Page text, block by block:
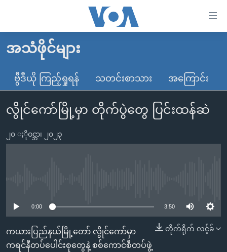
လွယ်ကူ
သည့်
Link
များ
ပင်မ
ပင်မ
အ
ညွန်း
မူလစာမျက်နှာ
မြန်မာ
ကမ္ဘာ့သတင်းများ
နိုင်ငံတကာ
တရုတ်
ဗွီဒီယို
ရပ်ဝန်းတခု လမ်းတခု အလွန်
ရုပ်ရှင်ထဲက အင်္ဂလိပ်စာ
သုတပဒေသာ အင်္ဂလိပ်စာ
တီဗွီ
ရေဒီယို/တီဗွီအစီအစဉ်
Learning English
အသံဖိုင်များ
ဗွီဒီယို ကြည့်ရှုရန် သတင်းစာသား အကြောင်း
လွိုင်ကော်မြို့မှာ တိုက်ပွဲတွေ ပြင်းထန်ဆဲ
၂၀ ႏိုဝင္ဘာ၊ ၂၀၂၃
0:00 3:50
တိုက်ရိုက် လင့်ခ်
ကယားပြည်နယ်မြို့တော် လွိုင်ကော်မှာ
ကရင်နီတပ်ပေါင်းစုတွေနဲ့ စစ်ကောင်စီတပ်ဖွဲ့